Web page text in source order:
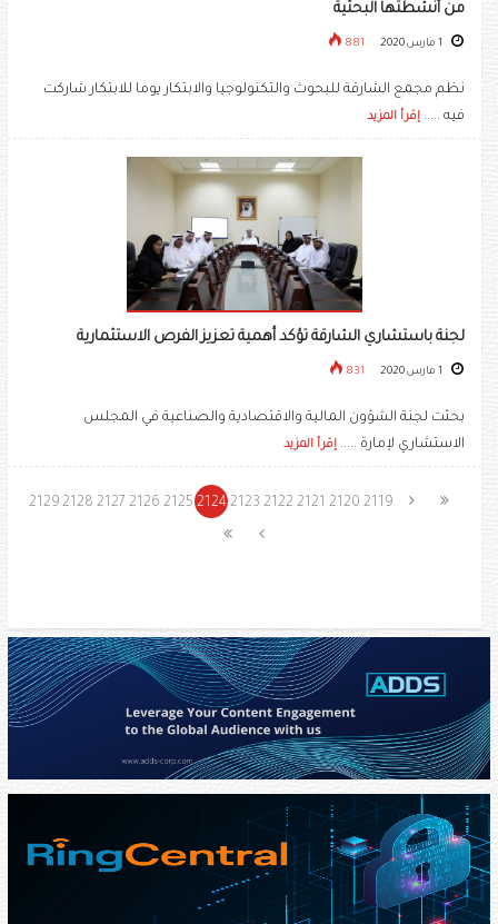
من أنشطتها البحثية
881
نظم مجمع الشارقة للبحوث والتكنولوجيا والابتكار يوما للابتكار شاركت
فيه ..... إقرأ المزيد
لجنة باستشاري الشارقة تؤكد أهمية تعزيز الفرص الاستثمارية
831
بحثت لجنة الشؤون المالية والاقتصادية والصناعية في المجلس
الاستشاري لإمارة ..... إقرأ المزيد
2119
2120
2121
2122
2123
2124
2125
2126
2127
2128
2129